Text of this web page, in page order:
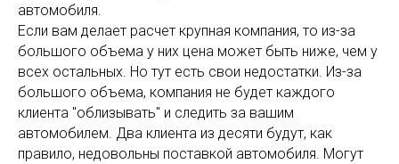
автомобиля.
Если вам делает расчет крупная компания, то из-за
большого объема у них цена может быть ниже, чем у
всех остальных. Но тут есть свои недостатки. Из-за
большого объема, компания не будет каждого
клиента "облизывать" и следить за вашим
автомобилем. Два клиента из десяти будут, как
правило, недовольны поставкой автомобиля. Могут